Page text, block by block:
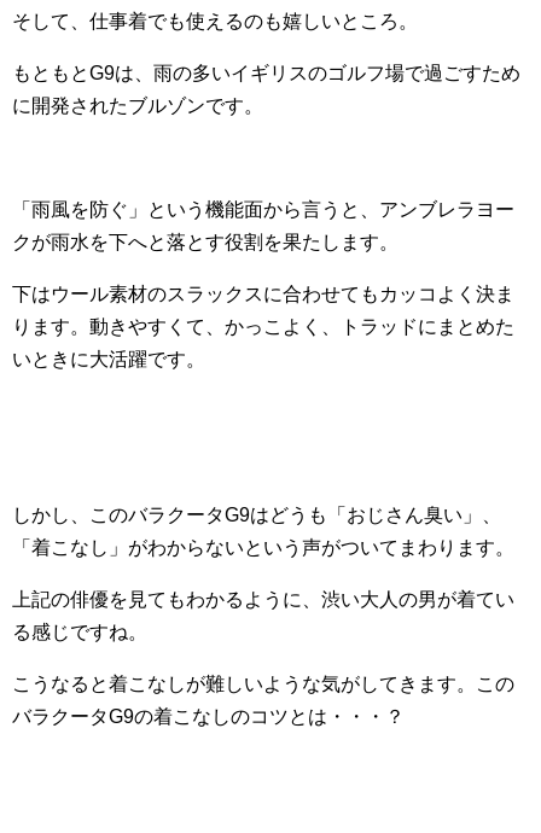
そして、仕事着でも使えるのも嬉しいところ。
もともとG9は、雨の多いイギリスのゴルフ場で過ごすため
に開発されたブルゾンです。
「雨風を防ぐ」という機能面から言うと、アンブレラヨー
クが雨水を下へと落とす役割を果たします。
下はウール素材のスラックスに合わせてもカッコよく決ま
ります。動きやすくて、かっこよく、トラッドにまとめた
いときに大活躍です。
しかし、このバラクータG9はどうも「おじさん臭い」、
「着こなし」がわからないという声がついてまわります。
上記の俳優を見てもわかるように、渋い大人の男が着てい
る感じですね。
こうなると着こなしが難しいような気がしてきます。この
バラクータG9の着こなしのコツとは・・・？